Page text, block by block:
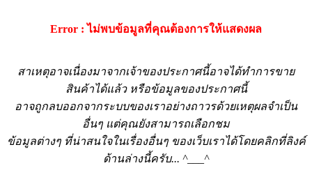
Error : ไม่พบข้อมูลที่คุณต้องการให้แสดงผล
สาเหตุอาจเนื่องมาจากเจ้าของประกาศนี้อาจได้ทำการขาย
สินค้าได้แล้ว หรือข้อมูลของประกาศนี้
อาจถูกลบออกจากระบบของเราอย่างถาวรด้วยเหตุผลจำเป็น
อื่นๆ แต่คุณยังสามารถเลือกชม
ข้อมูลต่างๆ ที่น่าสนใจในเรื่องอื่นๆ ของเว็บเราได้โดยคลิกที่ลิงค์
ด้านล่างนี้ครับ... ^___^